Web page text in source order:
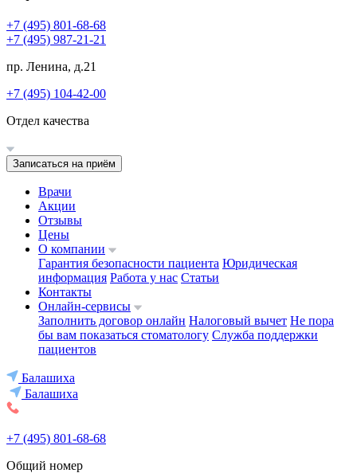
+7 (495) 801-68-68
+7 (495) 987-21-21
пр. Ленина, д.21
+7 (495) 104-42-00
Отдел качества
Записаться на приём
Врачи
Акции
Отзывы
Цены
О компании
Гарантия безопасности пациента Юридическая
информация Работа у нас Статьи
Контакты
Онлайн-сервисы
Заполнить договор онлайн Налоговый вычет Не пора
бы вам показаться стоматологу Служба поддержки
пациентов
Балашиха
Балашиха
+7 (495) 801-68-68
Общий номер